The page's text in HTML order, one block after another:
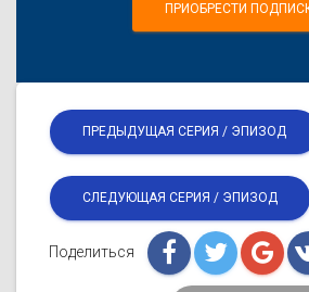
ПРИОБРЕСТИ
ПРЕДЫДУЩАЯ СЕРИЯ / ЭПИЗОД
СЛЕДУЮЩАЯ СЕРИЯ / ЭПИЗОД
Поделиться